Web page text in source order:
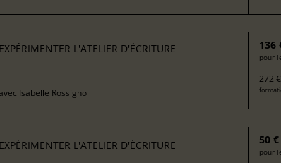
EXPÉRIMENTER L'ATELIER D'ÉCRITURE
Isabelle Rossignol
136
pour
272 €
EXPÉRIMENTER L'ATELIER D'ÉCRITURE 50 €
pour